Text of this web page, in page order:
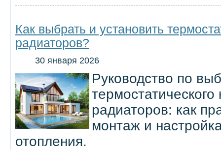
Как выбрать и установить
радиаторов?
30 января 2026
Руководство по
радиаторов: как
монтаж и
отопления.